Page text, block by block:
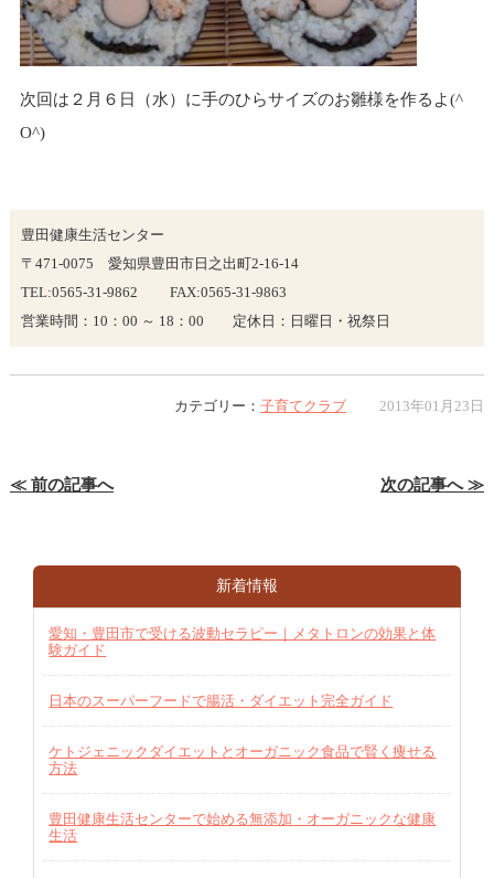
次回は２月６日（水）に手のひらサイズのお雛様を作るよ(^
O^)
豊田健康生活センター
〒471-0075 愛知県豊田市日之出町2-16-14
TEL:0565-31-9862 FAX:0565-31-9863
営業時間：10：00 ～ 18：00 定休日：日曜日・祝祭日
カテゴリー：子育てクラブ 2013年01月23日
≪ 前の記事へ 次の記事へ ≫
新着情報
愛知・豊田市で受ける波動セラピー｜メタトロンの効果と体
験ガイド
日本のスーパーフードで腸活・ダイエット完全ガイド
ケトジェニックダイエットとオーガニック食品で賢く痩せる
方法
豊田健康生活センターで始める無添加・オーガニックな健康
生活